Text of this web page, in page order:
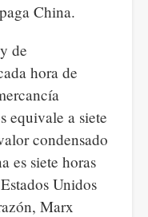
China.
de
hora de
equivale a siete
condensado
es siete horas
Unidos
Marx